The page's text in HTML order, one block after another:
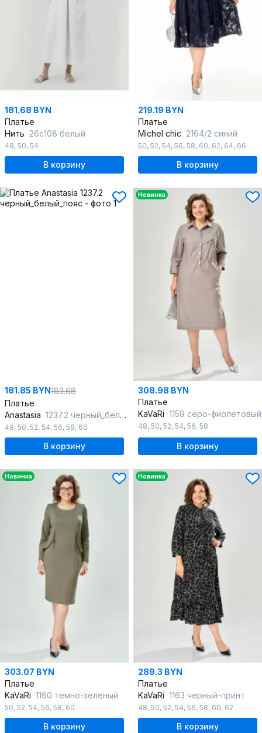
181.68 BYN
Платье
Нить 26с108 белый
48, 50, 54
В корзину
219.19 BYN
Платье
Michel chic 2164/2 синий
50, 52, 54, 56, 58, 60, 62, 64, 66
В корзину
181.85 BYN183.68
Платье
Anastasia 1237.2 черный_белый_пояс
48, 50, 52, 54, 56, 58, 60
В корзину
Новинка
308.98 BYN
Платье
KaVaRi 1159 серо-фиолетовый
48, 50, 52, 54, 56, 58
В корзину
Новинка
303.07 BYN
Платье
KaVaRi 1160 темно-зеленый
50, 52, 54, 56, 58, 60
В корзину
Новинка
289.3 BYN
Платье
KaVaRi 1163 черный-принт
48, 50, 52, 54, 56, 58, 60, 62
В корзину